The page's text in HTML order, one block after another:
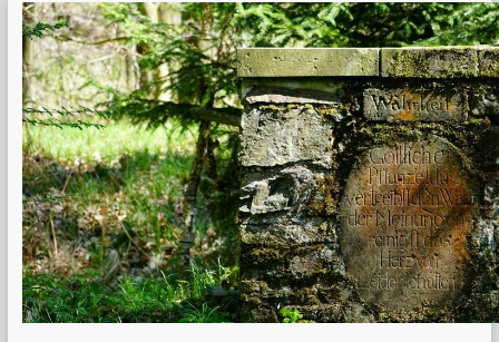
Zum
Inhalt
springen